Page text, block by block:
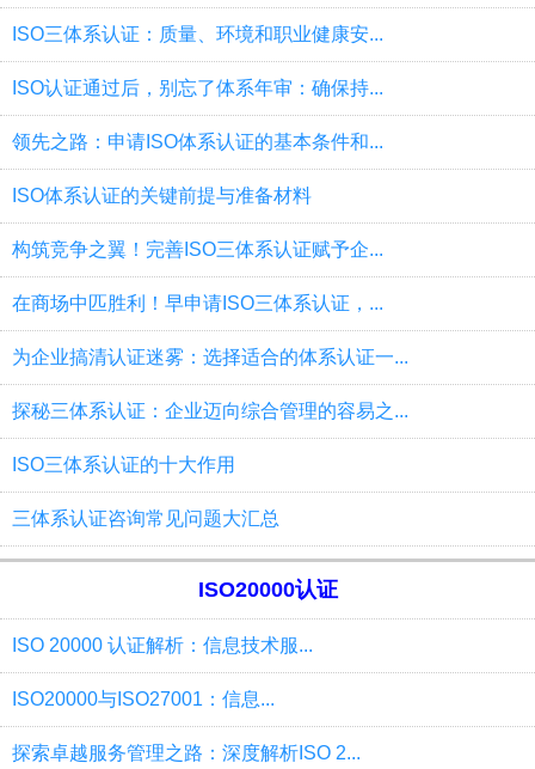
ISO三体系认证：质量、环境和职业健康安...
ISO认证通过后，别忘了体系年审：确保持...
领先之路：申请ISO体系认证的基本条件和...
ISO体系认证的关键前提与准备材料
构筑竞争之翼！完善ISO三体系认证赋予企...
在商场中匹胜利！早申请ISO三体系认证，...
为企业搞清认证迷雾：选择适合的体系认证一...
探秘三体系认证：企业迈向综合管理的容易之...
ISO三体系认证的十大作用
三体系认证咨询常见问题大汇总
ISO20000认证
ISO 20000 认证解析：信息技术服...
ISO20000与ISO27001：信息...
探索卓越服务管理之路：深度解析ISO 2...